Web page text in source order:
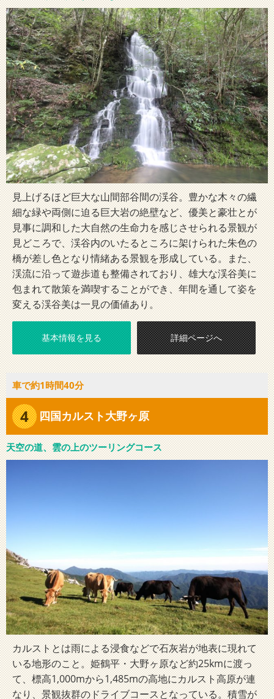
見上げるほど巨大な山間部谷間の渓谷。豊かな木々の繊
細な緑や両側に迫る巨大岩の絶壁など、優美と豪壮とが
見事に調和した大自然の生命力を感じさせられる景観が
見どころで、渓谷内のいたるところに架けられた朱色の
橋が差し色となり情緒ある景観を形成している。また、
渓流に沿って遊歩道も整備されており、雄大な渓谷美に
包まれて散策を満喫することができ、年間を通して姿を
変える渓谷美は一見の価値あり。
基本情報を見る 詳細ページへ
車で約1時間40分
4 四国カルスト大野ヶ原
天空の道、雲の上のツーリングコース
カルストとは雨による浸食などで石灰岩が地表に現れて
いる地形のこと。姫鶴平・大野ヶ原など約25kmに渡っ
て、標高1,000mから1,485mの高地にカルスト高原が連
なり、景観抜群のドライブコースとなっている。積雪が